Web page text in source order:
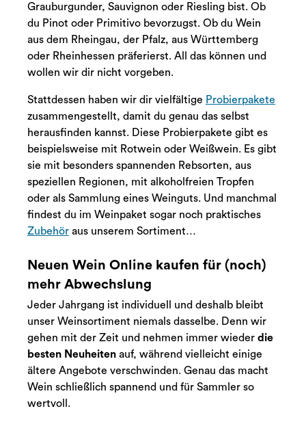
Grauburgunder, Sauvignon oder Riesling bist. Ob
du Pinot oder Primitivo bevorzugst. Ob du Wein
aus dem Rheingau, der Pfalz, aus Württemberg
oder Rheinhessen präferierst. All das können und
wollen wir dir nicht vorgeben.
Stattdessen haben wir dir vielfältige Probierpakete
zusammengestellt, damit du genau das selbst
herausfinden kannst. Diese Probierpakete gibt es
beispielsweise mit Rotwein oder Weißwein. Es gibt
sie mit besonders spannenden Rebsorten, aus
speziellen Regionen, mit alkoholfreien Tropfen
oder als Sammlung eines Weinguts. Und manchmal
findest du im Weinpaket sogar noch praktisches
Zubehör aus unserem Sortiment…
Neuen Wein Online kaufen für (noch)
mehr Abwechslung
Jeder Jahrgang ist individuell und deshalb bleibt
unser Weinsortiment niemals dasselbe. Denn wir
gehen mit der Zeit und nehmen immer wieder die
besten Neuheiten auf, während vielleicht einige
ältere Angebote verschwinden. Genau das macht
Wein schließlich spannend und für Sammler so
wertvoll.